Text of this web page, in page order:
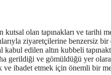
olan tapınakları ve tarihi
ziyaretçilerine benzersiz
kabul edilen altın kubbeli
gerildiği ve gömüldüğü yer
ibadet etmek için önemli bir